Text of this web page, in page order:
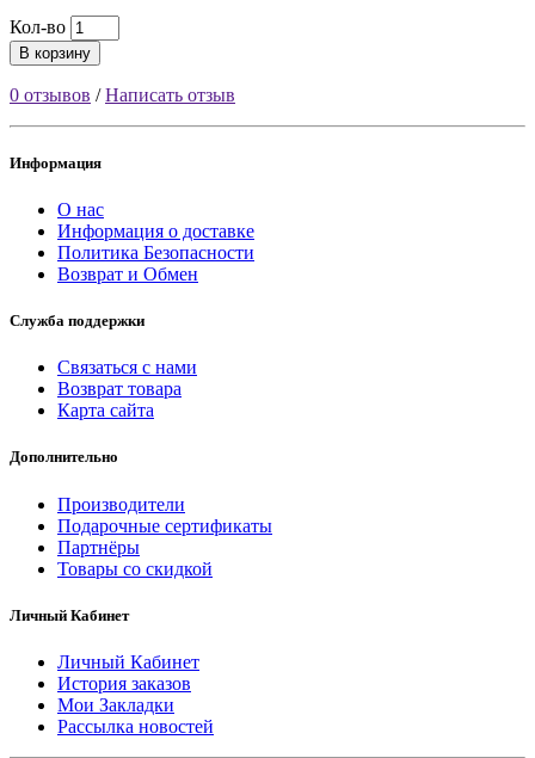
Кол-во
В корзину
0 отзывов /Написать отзыв
Информация
О нас
Информация о доставке
Политика Безопасности
Возврат и Обмен
Служба поддержки
Связаться с нами
Возврат товара
Карта сайта
Дополнительно
Производители
Подарочные сертификаты
Партнёры
Товары со скидкой
Личный Кабинет
Личный Кабинет
История заказов
Мои Закладки
Рассылка новостей